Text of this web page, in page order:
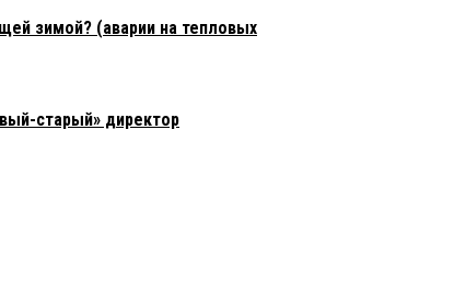
зимой? (аварии на тепловых
старый» директор